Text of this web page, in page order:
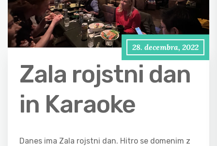
28. decembra, 2022
Zala rojstni dan
in Karaoke
Danes ima Zala rojstni dan. Hitro se domenim z